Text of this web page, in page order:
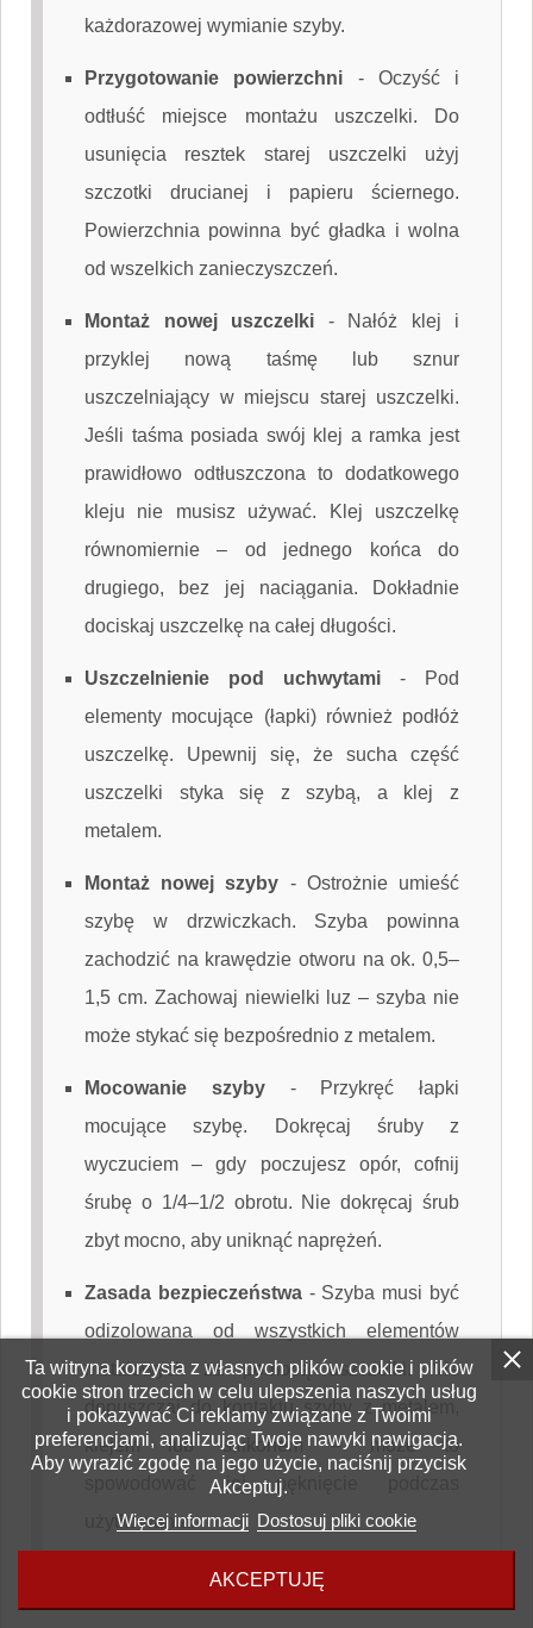
Ta witryna korzysta z własnych plików cookie i plików
cookie stron trzecich w celu ulepszenia naszych usług
i pokazywać Ci reklamy związane z Twoimi
preferencjami, analizując Twoje nawyki nawigacja.
Aby wyrazić zgodę na jego użycie, naciśnij przycisk
Akceptuj.
Więcej informacji Dostosuj pliki cookie
AKCEPTUJĘ
każdorazowej wymianie szyby.
Przygotowanie powierzchni - Oczyść i
odtłuść miejsce montażu uszczelki. Do
usunięcia resztek starej uszczelki użyj
szczotki drucianej i papieru ściernego.
Powierzchnia powinna być gładka i wolna
od wszelkich zanieczyszczeń.
Montaż nowej uszczelki -
Nałóż klej i
przyklej nową taśmę lub sznur
uszczelniający w miejscu starej uszczelki.
Jeśli taśma posiada swój klej a ramka jest
prawidłowo odtłuszczona to dodatkowego
kleju nie musisz używać. Klej uszczelkę
równomiernie – od jednego końca do
drugiego, bez jej naciągania. Dokładnie
dociskaj uszczelkę na całej długości.
Uszczelnienie pod uchwytami -
Pod
elementy mocujące (łapki) również podłóż
uszczelkę. Upewnij się, że sucha część
uszczelki styka się z szybą, a klej z
metalem.
Montaż nowej szyby - Ostrożnie umieść
szybę w drzwiczkach. Szyba powinna
zachodzić na krawędzie otworu na ok. 0,5–
1,5 cm. Zachowaj niewielki luz – szyba nie
może stykać się bezpośrednio z metalem.
Mocowanie szyby-
Przykręć łapki
mocujące szybę. Dokręcaj śruby z
wyczuciem – gdy poczujesz opór, cofnij
śrubę o 1/4–1/2 obrotu. Nie dokręcaj śrub
zbyt mocno, aby uniknąć naprężeń.
Zasada bezpieczeństwa- Szyba musi być
odizolowana od wszystkich elementów
metalowych za pomocą uszczelki. Nie
dopuszczaj do kontaktu szyby z metalem,
klejem lub silikonem – może to
spowodować jej pęknięcie podczas
użytkowania.